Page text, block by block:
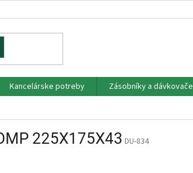
Kancelárske potreby Zásobníky a dávkovače
225X175X43 DU-834